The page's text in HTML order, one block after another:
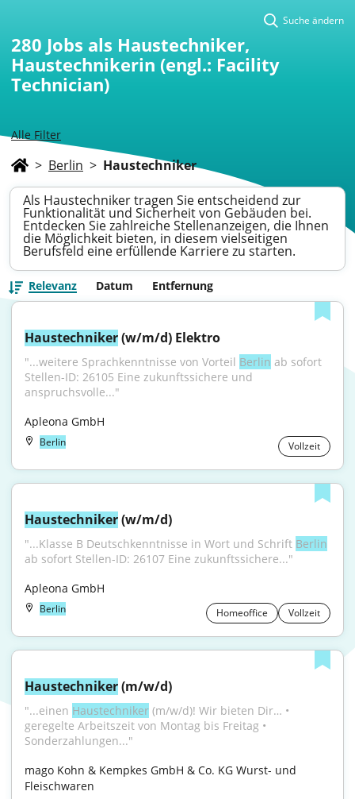
Alle Filter
Suche ändern
280 Jobs als Haustechniker,
Haustechnikerin (engl.: Facility
Technician)
> Berlin > Haustechniker
Als Haustechniker tragen Sie entscheidend zur
Funktionalität und Sicherheit von Gebäuden bei.
Entdecken Sie zahlreiche Stellenanzeigen, die Ihnen
die Möglichkeit bieten, in diesem vielseitigen
Berufsfeld eine erfüllende Karriere zu starten.
Relevanz Datum Entfernung
Haustechniker (w/m/d) Elektro
"...weitere Sprachkenntnisse von Vorteil Berlin ab sofort
Stellen-ID: 26105 Eine zukunftssichere und
anspruchsvolle..."
Apleona GmbH
Berlin Vollzeit
Haustechniker (w/m/d)
"...Klasse B Deutschkenntnisse in Wort und Schrift Berlin
ab sofort Stellen-ID: 26107 Eine zukunftssichere..."
Apleona GmbH
Berlin Homeoffice Vollzeit
Haustechniker (m/w/d)
"...einen Haustechniker (m/w/d)! Wir bieten Dir… •
geregelte Arbeitszeit von Montag bis Freitag •
Sonderzahlungen..."
mago Kohn & Kempkes GmbH & Co. KG Wurst- und
Fleischwaren